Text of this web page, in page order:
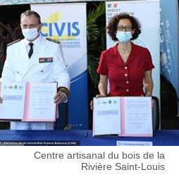
Centre artisanal du bois de la
Rivière Saint-Louis